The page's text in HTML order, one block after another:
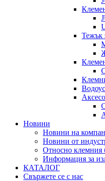
Тежък
Новини
Новини на
Новини от
Относно клемния
Информация за
КАТАЛОГ
Свържете се с нас